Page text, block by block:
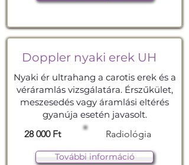
Doppler nyaki erek UH
Nyaki ér ultrahang a carotis erek és a
véráramlás vizsgálatára. Érszűkület,
meszesedés vagy áramlási eltérés
gyanúja esetén javasolt.
28 000 Ft
Radiológia
További információ